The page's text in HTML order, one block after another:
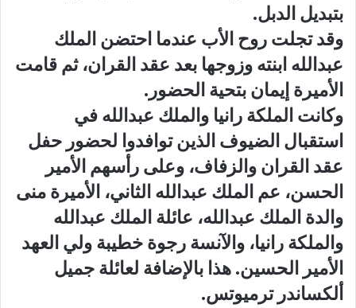
بتبديل الدبل.
وقد تجلت روح الأب عندما احتضن الملك
عبدالله ابنته وزوجها بعد عقد القران، ثم قامت
الأميرة إيمان بتحية الحضور.
وكانتالملكة رانيا والملك عبدالله في
استقبال الضيوف الذين توافدوا لحضور حفل
عقد القران والزفاف، وعلى رأسهم الأمير
الحسن، عم الملك عبدالله الثاني، الأميرة منى
والدة الملك عبدالله، عائلة الملك عبدالله
والملكة رانيا، والآنسة رجوة خطيبة ولي العهد
الأمير الحسين. هذا بالإضافة لعائلة جميل
ألكساندر ترميوتس.